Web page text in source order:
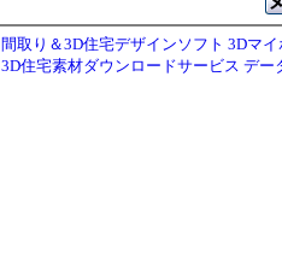
間取り＆3D住宅デザインソフト 3Dマ
3D住宅素材ダウンロードサービス デー